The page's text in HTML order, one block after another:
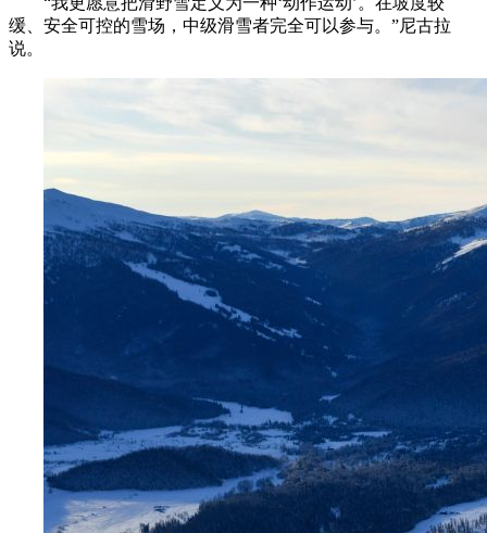
缓、安全可控的雪场，中级滑雪者完全可以参与。”尼古拉
说。